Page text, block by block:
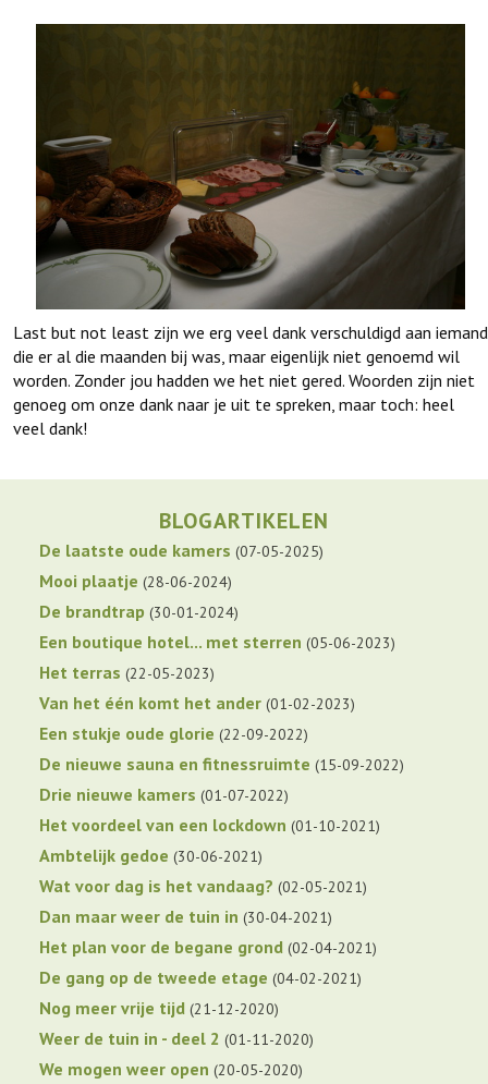
Last but not least zijn we erg veel dank verschuldigd aan iemand
die er al die maanden bij was, maar eigenlijk niet genoemd wil
worden. Zonder jou hadden we het niet gered. Woorden zijn niet
genoeg om onze dank naar je uit te spreken, maar toch: heel
veel dank!
BLOGARTIKELEN
De laatste oude kamers 07-05-2025
Mooi plaatje 28-06-2024
De brandtrap 30-01-2024
Een boutique hotel... met sterren 05-06-2023
Het terras 22-05-2023
Van het één komt het ander 01-02-2023
Een stukje oude glorie 22-09-2022
De nieuwe sauna en fitnessruimte 15-09-2022
Drie nieuwe kamers 01-07-2022
Het voordeel van een lockdown 01-10-2021
Ambtelijk gedoe 30-06-2021
Wat voor dag is het vandaag? 02-05-2021
Dan maar weer de tuin in 30-04-2021
Het plan voor de begane grond 02-04-2021
De gang op de tweede etage 04-02-2021
Nog meer vrije tijd 21-12-2020
Weer de tuin in - deel 2 01-11-2020
We mogen weer open 20-05-2020